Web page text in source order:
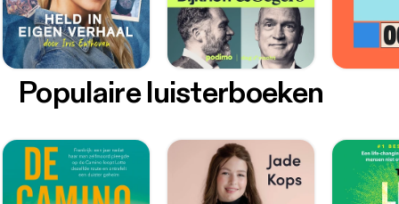
Populaire luisterboeken